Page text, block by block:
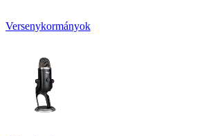
Versenykormányok